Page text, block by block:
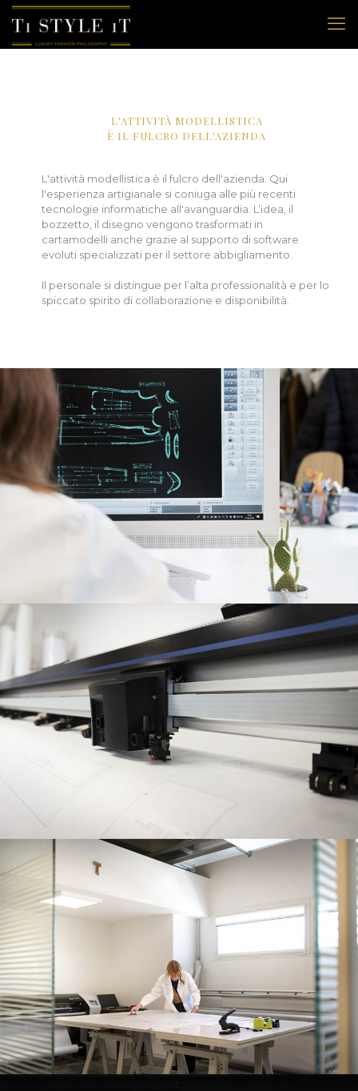
L'ATTIVITÀ MODELLISTICA
È IL FULCRO DELL'AZIENDA
L'attività modellistica è il fulcro dell'azienda. Qui
l'esperienza artigianale si coniuga alle più recenti
tecnologie informatiche all'avanguardia. L’idea, il
bozzetto, il disegno vengono trasformati in
cartamodelli anche grazie al supporto di software
evoluti specializzati per il settore abbigliamento.
Il personale si distingue per l’alta professionalità e per lo
spiccato spirito di collaborazione e disponibilità.